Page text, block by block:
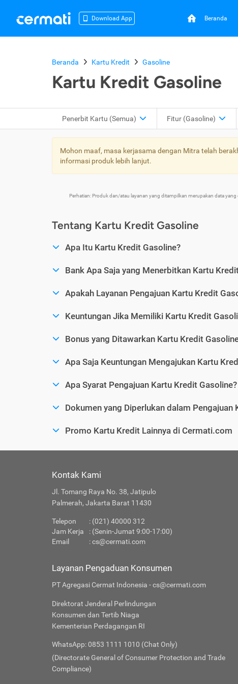
Download App Beranda
Beranda Kartu Kredit Gasoline
Kartu Kredit Gasoline
Penerbit Kartu (Semua) Fitur (Gasoline)
Mohon maaf, masa kerjasama dengan Mitra telah
informasi produk lebih lanjut.
Perhatian: Produk dan/atau layanan yang ditampilkan merupakan data
Tentang Kartu Kredit Gasoline
Apa Itu Kartu Kredit Gasoline?
Bank Apa Saja yang Menerbitkan Kartu
Apakah Layanan Pengajuan Kartu Kredit
Keuntungan Jika Memiliki Kartu Kredit
Bonus yang Ditawarkan Kartu Kredit
Apa Saja Keuntungan Mengajukan Kartu
Apa Syarat Pengajuan Kartu Kredit Gasoline?
Dokumen yang Diperlukan dalam Pengajuan
Promo Kartu Kredit Lainnya di Cermati.com
Kontak Kami
Jl. Tomang Raya No. 38, Jatipulo
Palmerah, Jakarta Barat 11430
Telepon
: (021) 40000 312
Jam Kerja
: (Senin-Jumat 9:00-17:00)
Email
:cs@cermati.com
Layanan Pengaduan Konsumen
PT Agregasi Cermat Indonesia - cs@cermati.com
Direktorat Jenderal Perlindungan
Konsumen dan Tertib Niaga
Kementerian Perdagangan RI
WhatsApp: 0853 1111 1010 (Chat Only)
(Directorate General of Consumer Protection and Trade
Compliance)